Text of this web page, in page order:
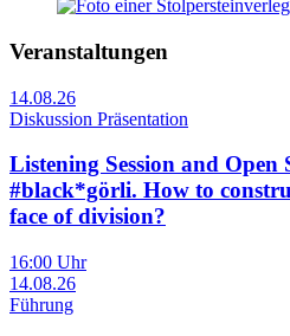
Veranstaltungen
14.08.26
Diskussion Präsentation
Listening Session and Open
#black*görli. How to
face of division?
16:00 Uhr
14.08.26
Führung